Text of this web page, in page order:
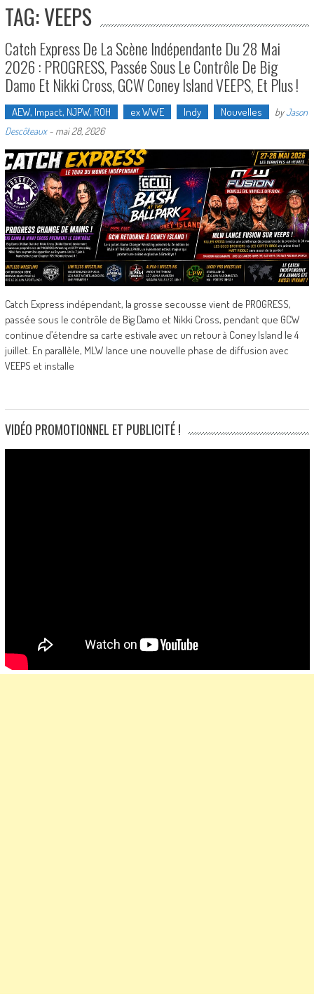
TAG: VEEPS
Catch Express De La Scène Indépendante Du 28 Mai
2026 : PROGRESS, Passée Sous Le Contrôle De Big
Damo Et Nikki Cross, GCW Coney Island VEEPS, Et Plus !
AEW, Impact, NJPW, ROH ex WWE Indy Nouvelles byJason
Descôteaux- mai 28, 2026
Catch Express indépendant, la grosse secousse vient de PROGRESS,
passée sous le contrôle de Big Damo et Nikki Cross, pendant que GCW
continue d’étendre sa carte estivale avec un retour à Coney Island le 4
juillet. En parallèle, MLW lance une nouvelle phase de diffusion avec
VEEPS et installe
VIDÉO PROMOTIONNEL ET PUBLICITÉ !